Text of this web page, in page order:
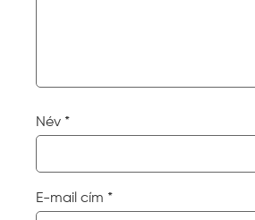
Név *
E-mail cím *